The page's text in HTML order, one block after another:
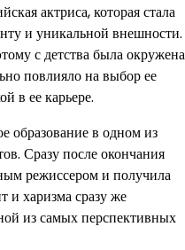
актриса, которая стала
и уникальной внешности.
с детства была окружена
повлияло на выбор ее
в ее карьере.
образование в одном из
Сразу после окончания
режиссером и получила
и харизма сразу же
из самых перспективных